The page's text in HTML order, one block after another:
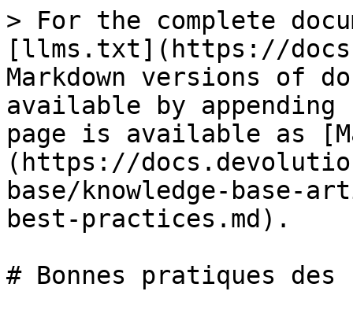
> For the complete
[llms.txt](https://
Markdown versions of
available by
page is available as
(https://
base/knowledge-
best-practices.md).
# Bonnes pratiques